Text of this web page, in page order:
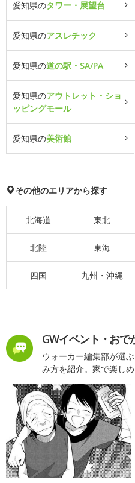
愛知県のタワー・展望台
愛知県のアスレチック
愛知県の道の駅・SA/PA
愛知県のアウトレット・ショ
ッピングモール
愛知県の美術館
その他のエリアから探す
北海道 東北
北陸 東海
四国 九州・沖縄
GWイベント・おで
ウォーカー編集部が選
み方を紹介。家で楽し